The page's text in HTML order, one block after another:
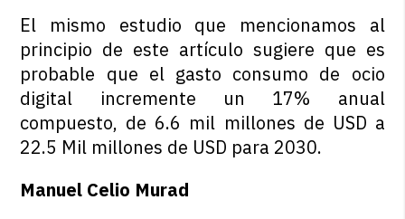
El mismo estudio que mencionamos al
principio de este artículo sugiere que es
probable que el gasto consumo de ocio
digital incremente un 17% anual
compuesto, de 6.6 mil millones de USD a
22.5 Mil millones de USD para 2030.
Manuel Celio Murad